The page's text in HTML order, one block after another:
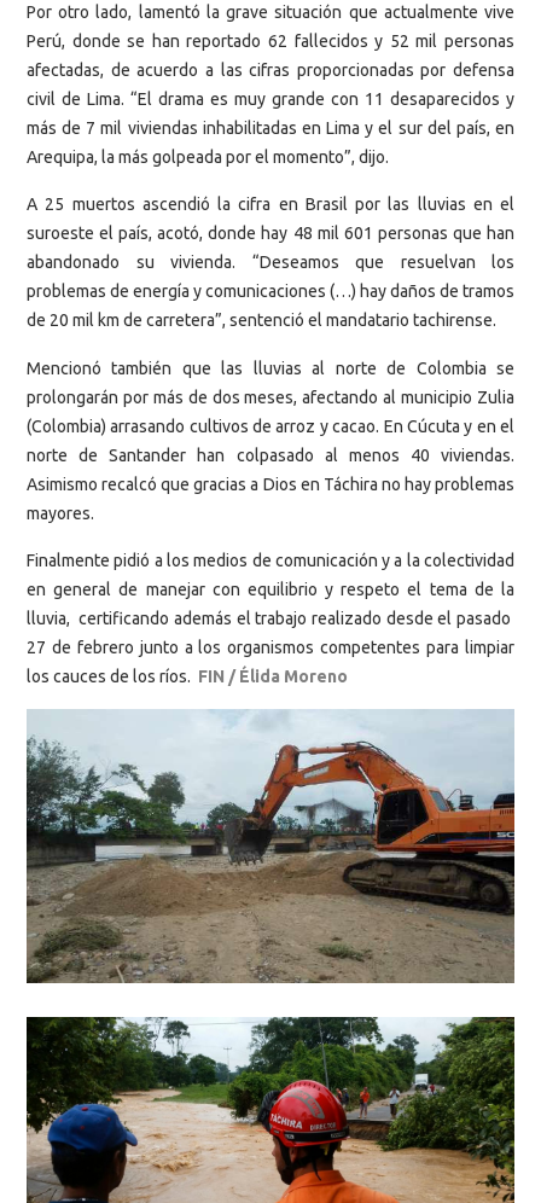
Por otro lado, lamentó la grave situación que actualmente vive
Perú, donde se han reportado 62 fallecidos y 52 mil personas
afectadas, de acuerdo a las cifras proporcionadas por defensa
civil de Lima. “El drama es muy grande con 11 desaparecidos y
más de 7 mil viviendas inhabilitadas en Lima y el sur del país, en
Arequipa, la más golpeada por el momento”, dijo.
A 25 muertos ascendió la cifra en Brasil por las lluvias en el
suroeste el país, acotó, donde hay 48 mil 601 personas que han
abandonado su vivienda. “Deseamos que resuelvan los
problemas de energía y comunicaciones (…) hay daños de tramos
de 20 mil km de carretera”, sentenció el mandatario tachirense.
Mencionó también que las lluvias al norte de Colombia se
prolongarán por más de dos meses, afectando al municipio Zulia
(Colombia) arrasando cultivos de arroz y cacao. En Cúcuta y en el
norte de Santander han colpasado al menos 40 viviendas.
Asimismo recalcó que gracias a Dios en Táchira no hay problemas
mayores.
Finalmente pidió a los medios de comunicación y a la colectividad
en general de manejar con equilibrio y respeto el tema de la
lluvia, certificando además el trabajo realizado desde el pasado
27 de febrero junto a los organismos competentes para limpiar
los cauces de los ríos. FIN / Élida Moreno